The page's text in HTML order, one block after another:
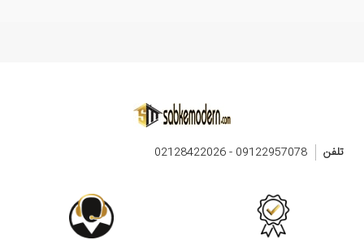
تلفن 09122957078 - 02128422026